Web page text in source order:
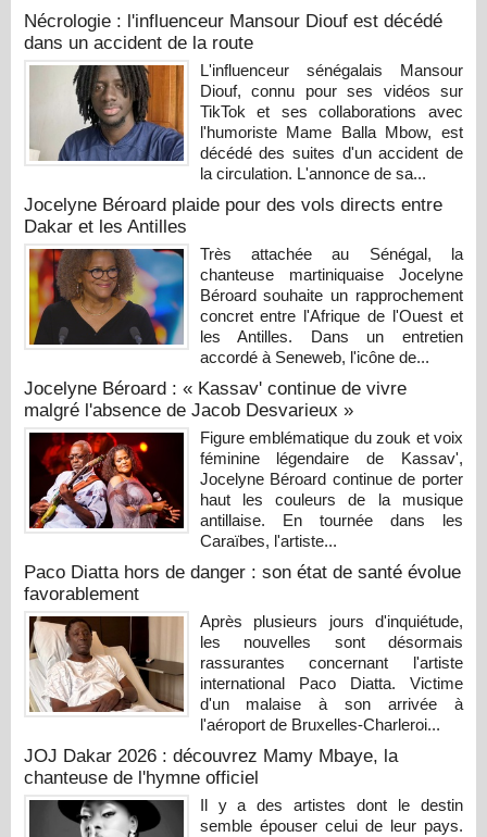
Nécrologie : l'influenceur Mansour Diouf est décédé
dans un accident de la route
L'influenceur sénégalais Mansour
Diouf, connu pour ses vidéos sur
TikTok et ses collaborations avec
l'humoriste Mame Balla Mbow, est
décédé des suites d'un accident de
la circulation. L'annonce de sa...
Jocelyne Béroard plaide pour des vols directs entre
Dakar et les Antilles
Très attachée au Sénégal, la
chanteuse martiniquaise Jocelyne
Béroard souhaite un rapprochement
concret entre l'Afrique de l'Ouest et
les Antilles. Dans un entretien
accordé à Seneweb, l'icône de...
Jocelyne Béroard : « Kassav' continue de vivre
malgré l'absence de Jacob Desvarieux »
Figure emblématique du zouk et voix
féminine légendaire de Kassav',
Jocelyne Béroard continue de porter
haut les couleurs de la musique
antillaise. En tournée dans les
Caraïbes, l'artiste...
Paco Diatta hors de danger : son état de santé évolue
favorablement
Après plusieurs jours d'inquiétude,
les nouvelles sont désormais
rassurantes concernant l'artiste
international Paco Diatta. Victime
d'un malaise à son arrivée à
l'aéroport de Bruxelles-Charleroi...
JOJ Dakar 2026 : découvrez Mamy Mbaye, la
chanteuse de l'hymne officiel
Il y a des artistes dont le destin
semble épouser celui de leur pays.